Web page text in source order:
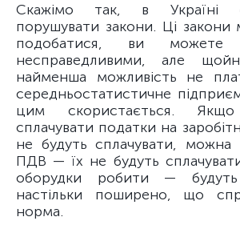
Скажімо так, в Україні
порушувати закони. Ці
подобатися, ви можете
несправедливими, але
найменша можливість не
середньостатистичне
цим скористається.
сплачувати податки на
не будуть сплачувати, можна
ПДВ — їх не будуть
оборудки робити —
настільки поширено, що
норма.